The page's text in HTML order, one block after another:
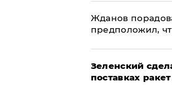
Жданов
предположил,
Зеленский
поставках